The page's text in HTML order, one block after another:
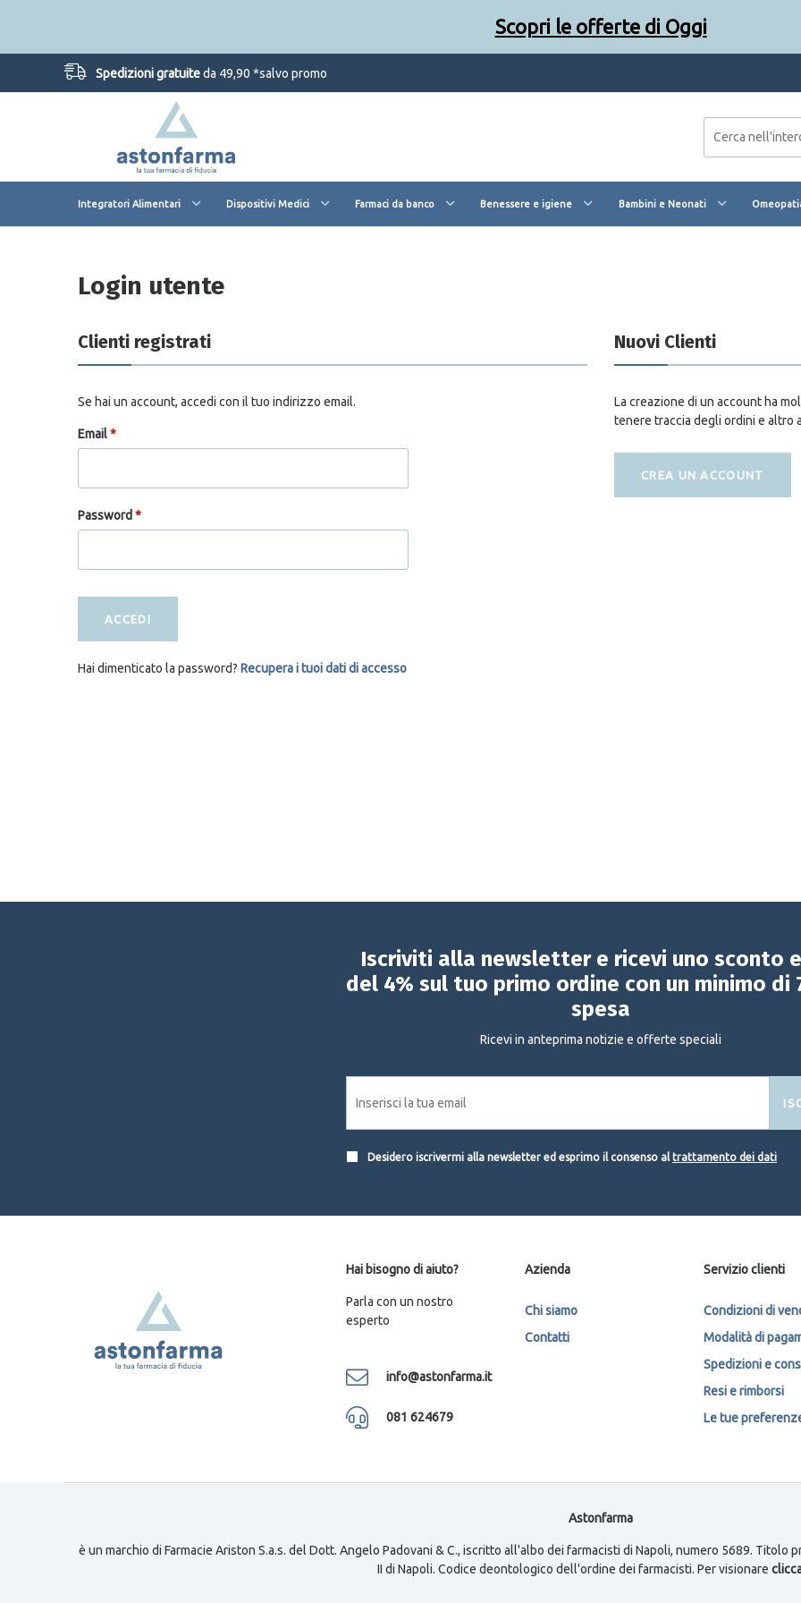
Spedizioni gratuiteda 49,90 *salvo promo
Integratori Alimentari Dispositivi Medici Farmaci da banco Benessere e igiene Bambini e Neonati
Login utente
Clienti registrati
Se hai un account, accedi con il tuo indirizzo email.
Email*
Password *
ACCEDI
Hai dimenticato la password? Recupera i tuoi dati di accesso
Nuovi Clienti
La creazione di un account ha
tenere traccia degli ordini e altro
CREA UN ACCOUNT
Iscriviti alla newsletter e ricevi uno sconto
del 4% sul tuo primo ordine con un minimo di
spesa
Ricevi in anteprima notizie e offerte speciali
Desidero iscrivermi alla newsletter ed esprimo il consenso altrattamento dei dati
Hai bisogno di aiuto?
Parla con un nostro
esperto
info@astonfarma.it
081 624679
Azienda
Chi siamo
Contatti
Servizio clienti
Condizioni di
Modalità di
Spedizioni e
Resi e rimborsi
Le tue
Astonfarma
è un marchio di Farmacie Ariston S.a.s. del Dott. Angelo Padovani & C., iscritto all'albo dei farmacisti di Napoli, numero 5689. Titolo
II di Napoli. Codice deontologico dell'ordine dei farmacisti. Per visionare
Scopri le offerte di Oggi